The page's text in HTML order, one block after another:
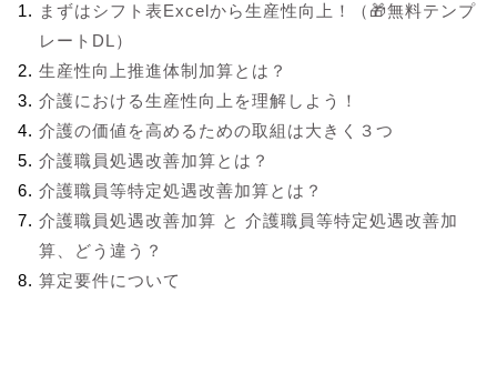
まずはシフト表Excelから生産性向上！（🎁無料テンプ
レートDL）
生産性向上推進体制加算とは？
介護における生産性向上を理解しよう！
介護の価値を高めるための取組は大きく３つ
介護職員処遇改善加算とは？
介護職員等特定処遇改善加算とは？
介護職員処遇改善加算 と 介護職員等特定処遇改善加
算、どう違う？
算定要件について